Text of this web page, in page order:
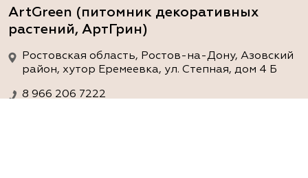
ArtGreen (питомник декоративных
растений, АртГрин)
Ростовская область, Ростов-на-Дону, Азовский
район, хутор Еремеевка, ул. Степная, дом 4 Б
8 966 206 7222